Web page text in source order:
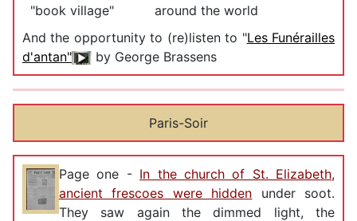
"book village"
around the world
And the opportunity to (re)listen to "Les Funérailles
d'antan" by George Brassens
Paris-Soir
Page one - In the church of St. Elizabeth,
ancient frescoes were hidden under soot.
They saw again the dimmed light, the